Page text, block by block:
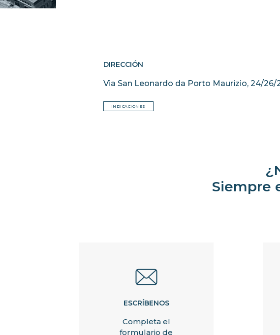
DIRECCIÓN
Via San Leonardo da Porto Maurizio, 24/26/
INDICACIONES
Siempre
ESCRÍBENOS
Completa el
formulario de